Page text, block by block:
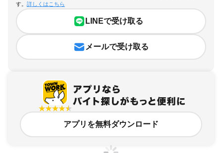
す。 詳しくはこちら
LINEで受け取る
メールで受け取る
アプリを無料ダウンロード